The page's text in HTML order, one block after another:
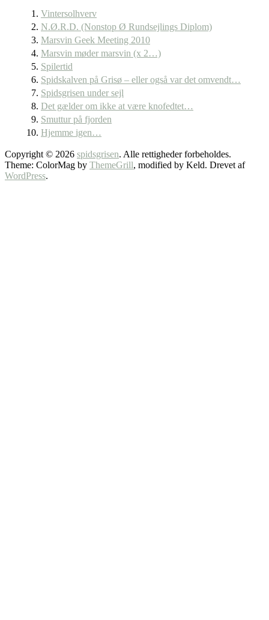
Vintersolhverv
N.Ø.R.D. (Nonstop Ø Rundsejlings Diplom)
Marsvin Geek Meeting 2010
Marsvin møder marsvin (x 2…)
Spilertid
Spidskalven på Grisø – eller også var det omvendt…
Spidsgrisen under sejl
Det gælder om ikke at være knofedtet…
Smuttur på fjorden
Hjemme igen…
Copyright © 2026 spidsgrisen. Alle rettigheder forbeholdes.
Theme: ColorMag by ThemeGrill, modified by Keld. Drevet af
WordPress.